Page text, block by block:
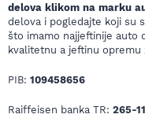
delova klikom na marku
delova i pogledajte koji su
što imamo najjeftinije auto
kvalitetnu a jeftinu opremu
PIB: 109458656
Raiffeisen banka TR: 265-